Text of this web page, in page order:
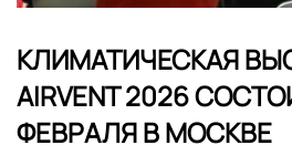
КЛИМАТИЧЕСКАЯ
AIRVENT 2026
ФЕВРАЛЯ В МОСКВЕ